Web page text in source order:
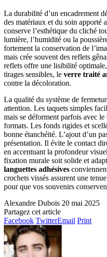
La durabilité d’un encadrement
des matériaux et du soin apporté
conserve l’esthétique du cliché
lumière, l’humidité ou la
fortement la conservation de
mais crée souvent des reflets
reflets offre une lisibilité
tirages sensibles, le verre traité
contre la décoloration.
La qualité du système de
attention. Les taquets simples
mais se déforment parfois avec
formats. Les fonds rigides et
bonne étanchéité. L’ajout d’un
présentation. Il évite le contact
en accentuant la profondeur
fixation murale soit solide et
languettes adhésives
crochets vissés assurent une
pour que vos souvenirs
Alexandre Dubois 20 mai 2025
Partagez cet article
Facebook TwitterEmail Print